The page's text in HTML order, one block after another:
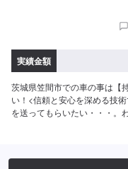
実績金額
茨城県笠間市での車の事は【
い！<信頼と安心を深める技
を送ってもらいたい・・・。